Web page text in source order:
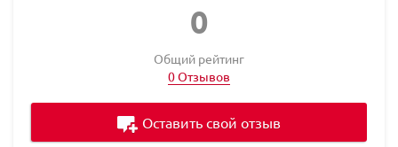
0
Общий рейтинг
0 Отзывов
Оставить свой отзыв